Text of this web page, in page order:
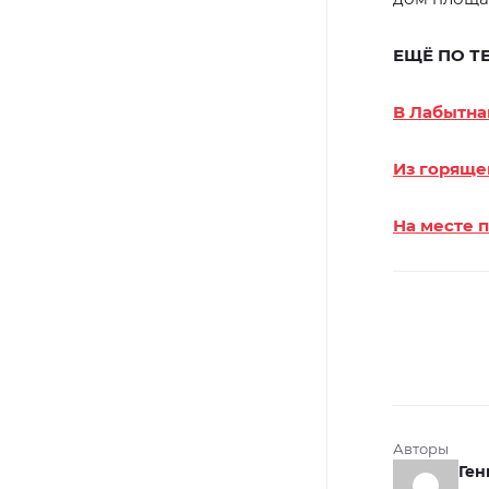
ЕЩЁ ПО
В
Из
На месте
Авторы